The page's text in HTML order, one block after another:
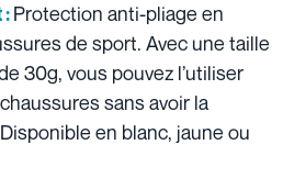
:Protection anti-pliage en
de sport. Avec une taille
30g, vous pouvez l’utiliser
sans avoir la
en blanc, jaune ou